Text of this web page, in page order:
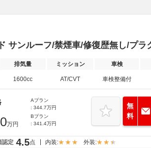
サンルーフ/禁煙車/修復歴無し/プラ
排気量 ミッション 車検
1600cc AT/CVT 車検整備付
万円
Aプラン
: 344.7万円
Bプラン
: 341.4万円
無
料
認定 4.5点 内装: 外装: